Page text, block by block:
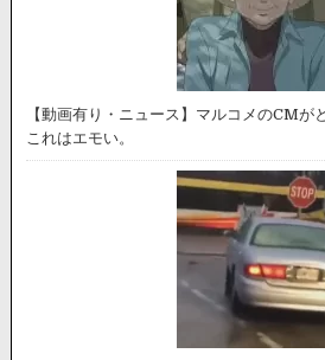
【動画有り・ニュース】マルコメのCMが
これはエモい。